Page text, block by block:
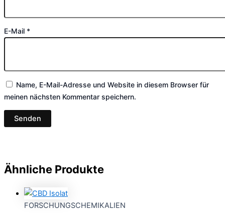
E-Mail *
Name, E-Mail-Adresse und Website in diesem Browser für
meinen nächsten Kommentar speichern.
Ähnliche Produkte
FORSCHUNGSCHEMIKALIEN